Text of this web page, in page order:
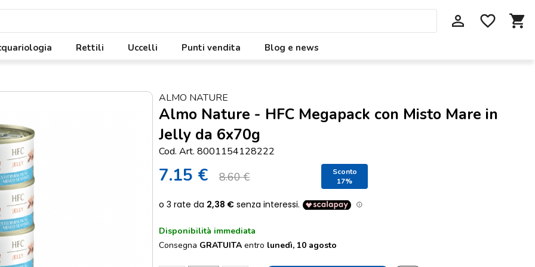
perm_identity favorite_border shopping_cart
Rettili Uccelli Punti vendita Blog e news
ALMO NATURE
Almo Nature - HFC Megapack con Misto Mare in
Jelly da 6x70g
Cod. Art. 8001154128222
7.15 € 8.60 €
Sconto
17%
Disponibilità immediata
Consegna GRATUITA entro lunedì, 10 agosto